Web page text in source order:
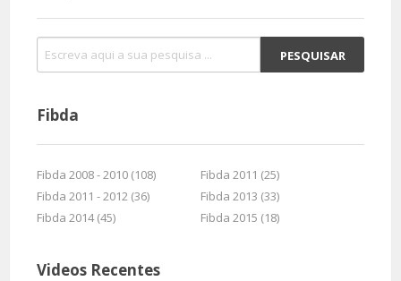
Fibda
Fibda 2008 - 2010 (108)
Fibda 2011 (25)
Fibda 2011 - 2012 (36)
Fibda 2013 (33)
Fibda 2014 (45)
Fibda 2015 (18)
Videos Recentes